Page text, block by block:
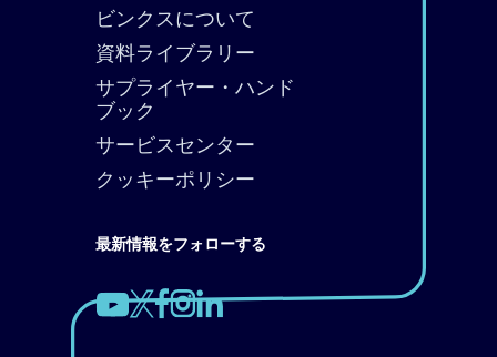
ビンクスについて
資料ライブラリー
サプライヤー・ハンド
ブック
サービスセンター
クッキーポリシー
最新情報をフォローする